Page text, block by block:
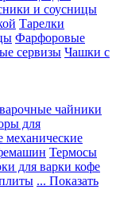
и соусницы
Тарелки
Фарфоровые
сервизы Чашки с
чайники
для
механические
Термосы
для варки кофе
... Показать